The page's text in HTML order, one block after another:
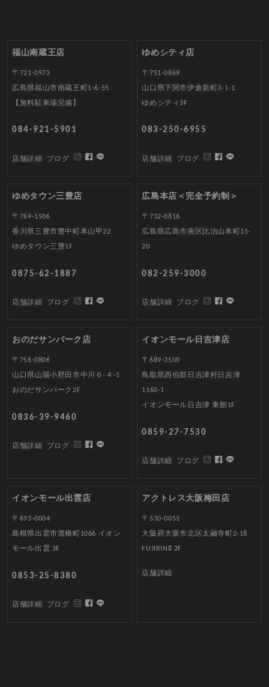
福山南蔵王店
〒721-0973
広島県福山市南蔵王町1-6-55
【無料駐車場完備】
084-921-5901
店舗詳細 ブログ
ゆめシティ店
〒751-0869
山口県下関市伊倉新町3-1-1
ゆめシティ3F
083-250-6955
店舗詳細 ブログ
ゆめタウン三豊店
〒769-1506
香川県三豊市豊中町本山甲22
ゆめタウン三豊1F
0875-62-1887
店舗詳細 ブログ
広島本店＜完全予約制＞
〒732-0816
広島県広島市南区比治山本町15-
20
082-259-3000
店舗詳細 ブログ
おのだサンパーク店
〒756-0806
山口県山陽小野田市中川６-４-1
おのだサンパーク2F
0836-39-9460
店舗詳細 ブログ
イオンモール日吉津店
〒689-3500
鳥取県西伯郡日吉津村日吉津
1160-1
イオンモール日吉津 東館1F
0859-27-7530
店舗詳細 ブログ
イオンモール出雲店
〒693-0004
島根県出雲市渡橋町1066 イオン
モール出雲 3F
0853-25-8380
店舗詳細 ブログ
アクトレス大阪梅田店
〒530-0051
大阪府大阪市北区太融寺町2-18
FUJIRIN8 2F
店舗詳細